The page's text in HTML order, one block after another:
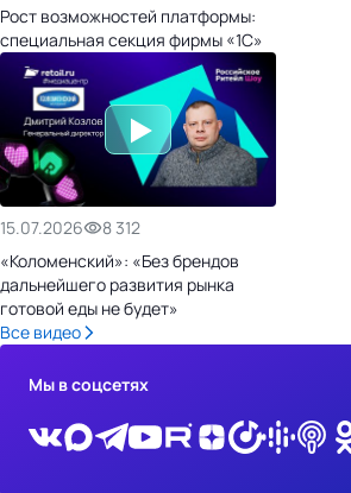
Рост возможностей платформы:
специальная секция фирмы «1С»
15.07.2026
8 312
«Коломенский»: «Без брендов
дальнейшего развития рынка
готовой еды не будет»
Все видео
Мы в соцсетях